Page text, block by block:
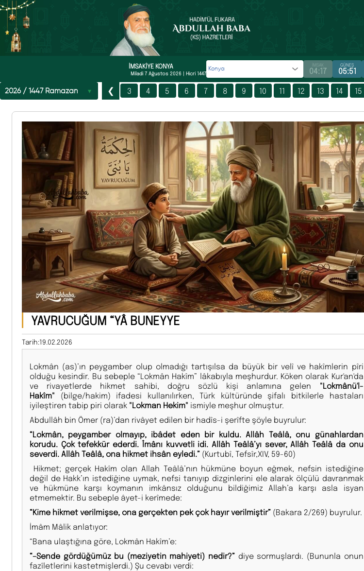
İMSAKİYE KONYA
Miladi 7 Ağustos 2026 | Hicri 1447
İMSAK
04:17
GÜNEŞ
05:51
❮
1 2 3 4 5 6 7 8 9 10 11 12 13 14 15
YAVRUCUĞUM “YÂ BUNEYYE
Tarih:19.02.2026
Lokmân (as)’ın peygamber olup olmadığı tartışılsa da büyük bir velî ve hakîmlerin pîri
olduğu kesindir. Bu sebeple “Lokmân Hakîm” lâkabıyla meşhurdur. Köken olarak Kur'an'da
ve rivayetlerde hikmet sahibi, doğru sözlü kişi anlamına gelen "Lokmânü'l-
Hakîm" (bilge/hakim) ifadesi kullanılırken, Türk kültüründe şifalı bitkilerle hastaları
iyileştiren tabip piri olarak "Lokman Hekim" ismiyle meşhur olmuştur.
Abdullâh bin Ömer (ra)’dan rivâyet edilen bir hadîs-i şerîfte şöyle buyrulur:
“Lokmân, peygamber olmayıp, ibâdet eden bir kuldu. Allâh Teâlâ, onu günahlardan
korudu. Çok tefekkür ederdi. Îmânı kuvvetli idi. Allâh Teâlâ’yı sever, Allâh Teâlâ da onu
severdi. Allâh Teâlâ, ona hikmet ihsân eyledi.” (Kurtubî, Tefsîr,XIV, 59-60)
Hikmet; gerçek Hakîm olan Allah Teâlâ’nın hükmüne boyun eğmek, nefsin istediğine
değil de Hakk’ın istediğine uymak, nefsi tanıyıp dizginlerini ele alarak ölçülü davranmak
ve hükmüne karşı koymanın imkânsız olduğunu bildiğimiz Allah’a karşı asla isyan
etmemektir. Bu sebeple âyet-i kerîmede:
“Kime hikmet verilmişse, ona gerçekten pek çok hayır verilmiştir” (Bakara 2/269) buyrulur.
İmâm Mâlik anlatıyor:
“Bana ulaştığına göre, Lokmân Hakîm’e:
“–Sende gördüğümüz bu (meziyetin mahiyeti) nedir?” diye sormuşlardı. (Bununla onun
fazîletlerini kastetmişlerdi.) Şu cevabı verdi: